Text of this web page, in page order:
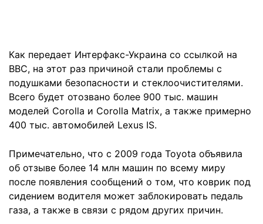
Как передает Интерфакс-Украина со ссылкой на
BBC, на этот раз причиной стали проблемы с
подушками безопасности и стеклоочистителями.
Всего будет отозвано более 900 тыс. машин
моделей Corolla и Corolla Matrix, а также примерно
400 тыс. автомобилей Lexus IS.
Примечательно, что с 2009 года Toyota объявила
об отзыве более 14 млн машин по всему миру
после появления сообщений о том, что коврик под
сидением водителя может заблокировать педаль
газа, а также в связи с рядом других причин.